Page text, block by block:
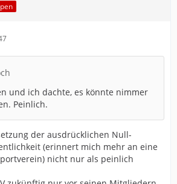
und ich dachte, es könnte nimmer
Peinlich.
der ausdrücklichen Null-
(erinnert mich mehr an eine
nicht nur als peinlich